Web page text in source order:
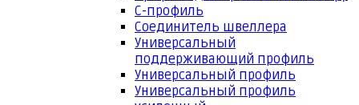
С-профиль
Соединитель швеллера
Универсальный
поддерживающий профиль
Универсальный профиль
Универсальный профиль